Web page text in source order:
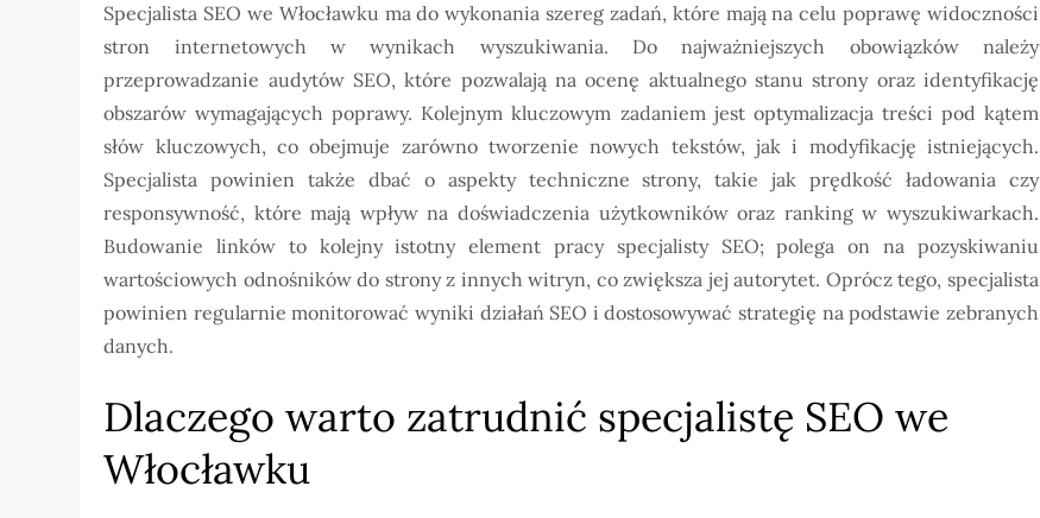
Specjalista SEO we Włocławku ma do wykonania szereg zadań, które mają na celu poprawę widoczności
stron internetowych w wynikach wyszukiwania. Do najważniejszych obowiązków należy
przeprowadzanie audytów SEO, które pozwalają na ocenę aktualnego stanu strony oraz identyfikację
obszarów wymagających poprawy. Kolejnym kluczowym zadaniem jest optymalizacja treści pod kątem
słów kluczowych, co obejmuje zarówno tworzenie nowych tekstów, jak i modyfikację istniejących.
Specjalista powinien także dbać o aspekty techniczne strony, takie jak prędkość ładowania czy
responsywność, które mają wpływ na doświadczenia użytkowników oraz ranking w wyszukiwarkach.
Budowanie linków to kolejny istotny element pracy specjalisty SEO; polega on na pozyskiwaniu
wartościowych odnośników do strony z innych witryn, co zwiększa jej autorytet. Oprócz tego, specjalista
powinien regularnie monitorować wyniki działań SEO i dostosowywać strategię na podstawie zebranych
danych.
Dlaczego warto zatrudnić specjalistę SEO we
Włocławku